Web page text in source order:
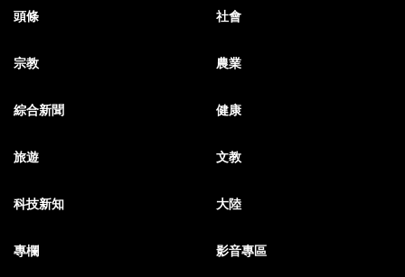
頭條 社會
宗教 農業
綜合新聞 健康
旅遊 文教
科技新知 大陸
專欄 影音專區